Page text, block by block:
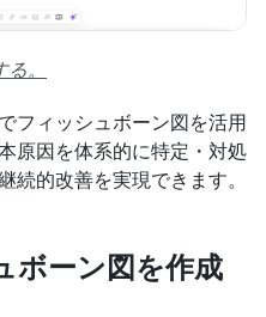
。
フィッシュボーン図を活用
原因を体系的に特定・対処
続的改善を実現できます。
ボーン図を作成